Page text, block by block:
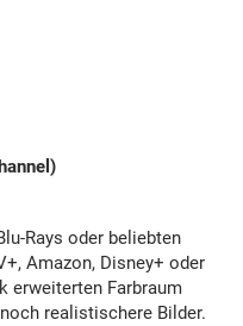
Rays oder beliebten
Amazon, Disney+ oder
erweiterten Farbraum
realistischere Bilder.